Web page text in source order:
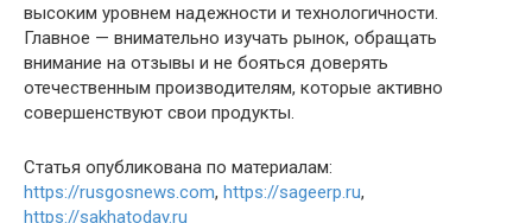
высоким уровнем надежности и технологичности.
Главное — внимательно изучать рынок, обращать
внимание на отзывы и не бояться доверять
отечественным производителям, которые активно
совершенствуют свои продукты.
Статья опубликована по материалам:
https://rusgosnews.com, https://sageerp.ru,
https://sakhatoday.ru